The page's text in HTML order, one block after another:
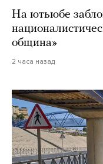
На ютьюбе
община»
2 часа назад